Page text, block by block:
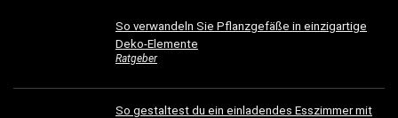
So verwandeln Sie Pflanzgefäße in einzigartige
Deko-Elemente
Ratgeber
So gestaltest du ein einladendes Esszimmer mit